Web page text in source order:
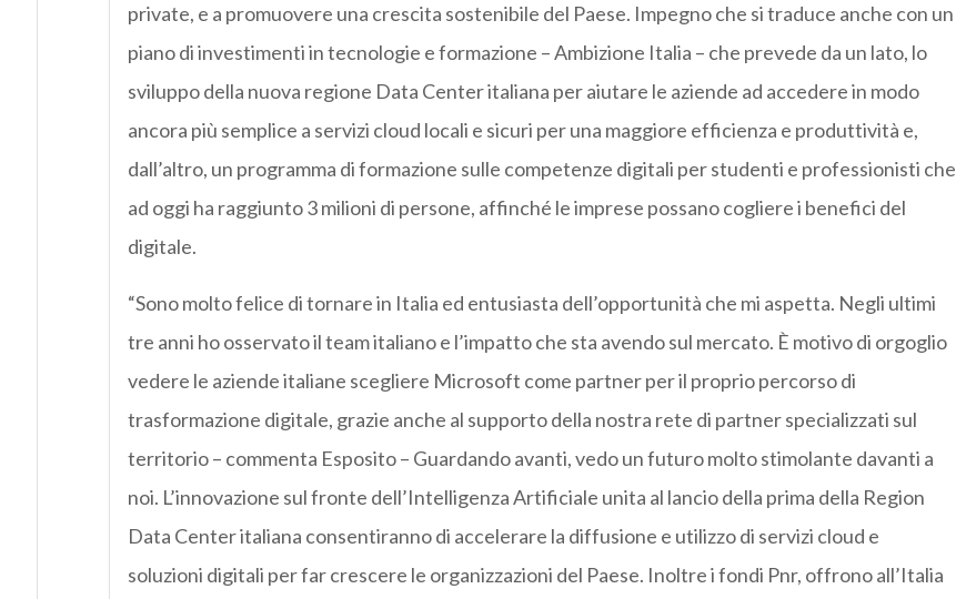
private, e a promuovere una crescita sostenibile del Paese. Impegno che si traduce anche con un
piano di investimenti in tecnologie e formazione – Ambizione Italia – che prevede da un lato, lo
sviluppo della nuova regione Data Center italiana per aiutare le aziende ad accedere in modo
ancora più semplice a servizi cloud locali e sicuri per una maggiore efficienza e produttività e,
dall’altro, un programma di formazione sulle competenze digitali per studenti e professionisti che
ad oggi ha raggiunto 3 milioni di persone, affinché le imprese possano cogliere i benefici del
digitale.
“Sono molto felice di tornare in Italia ed entusiasta dell’opportunità che mi aspetta. Negli ultimi
tre anni ho osservato il team italiano e l’impatto che sta avendo sul mercato. È motivo di orgoglio
vedere le aziende italiane scegliere Microsoft come partner per il proprio percorso di
trasformazione digitale, grazie anche al supporto della nostra rete di partner specializzati sul
territorio – commenta Esposito – Guardando avanti, vedo un futuro molto stimolante davanti a
noi. L’innovazione sul fronte dell’Intelligenza Artificiale unita al lancio della prima della Region
Data Center italiana consentiranno di accelerare la diffusione e utilizzo di servizi cloud e
soluzioni digitali per far crescere le organizzazioni del Paese. Inoltre i fondi Pnr, offrono all’Italia